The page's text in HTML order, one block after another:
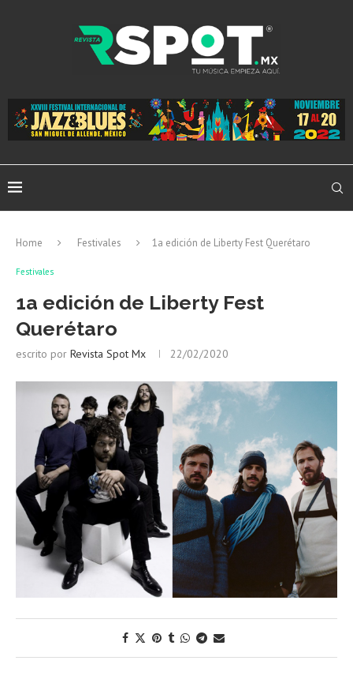
Home Festivales 1a edición de Liberty Fest Querétaro
Festivales
1a edición de Liberty Fest
Querétaro
escrito por Revista Spot Mx 22/02/2020